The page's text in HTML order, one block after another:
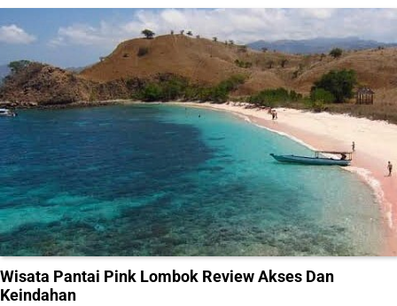
Wisata Pantai Pink Lombok Review Akses Dan
Keindahan